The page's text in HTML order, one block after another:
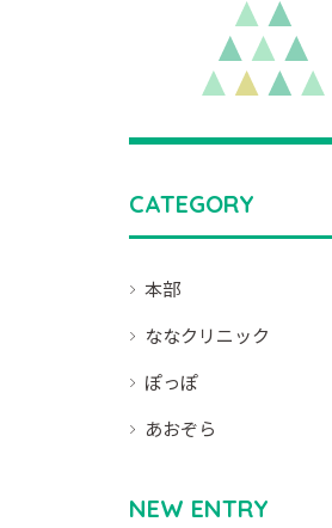
CATEGORY
本部
ななクリニック
ぽっぽ
あおぞら
NEW ENTRY